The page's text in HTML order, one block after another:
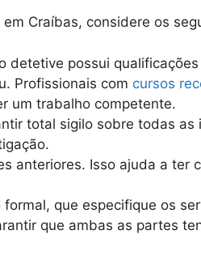
Craíbas, considere os
detetive possui
Profissionais com cursos
um trabalho competente.
total sigilo sobre todas as
anteriores. Isso ajuda a ter
que especifique os
que ambas as partes